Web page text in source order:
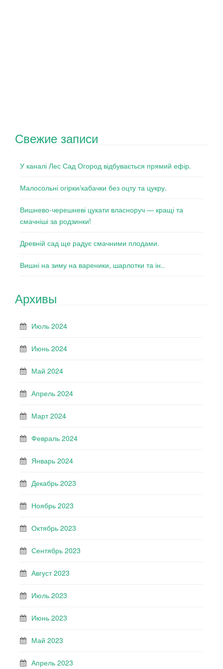
Свежие записи
У каналі Лес Сад Огород відбувається прямий ефір.
Малосольні огірки/кабачки без оцту та цукру.
Вишнево-черешневі цукати власноруч — кращі та
смачніші за родзинки!
Древній сад ще радує смачними плодами.
Вишні на зиму на вареники, шарлотки та ін..
Архивы
Июль 2024
Июнь 2024
Май 2024
Апрель 2024
Март 2024
Февраль 2024
Январь 2024
Декабрь 2023
Ноябрь 2023
Октябрь 2023
Сентябрь 2023
Август 2023
Июль 2023
Июнь 2023
Май 2023
Апрель 2023